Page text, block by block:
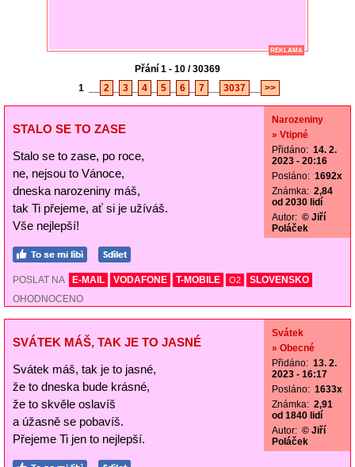
REKLAMA
Přání 1 - 10 / 30369
1
2 3 4 5 6 7 3037 >>
STALO SE TO ZASE
Stalo se to zase, po roce,
ne, nejsou to Vánoce,
dneska narozeniny máš,
tak Ti přejeme, ať si je užíváš.
Vše nejlepší!
Narozeniny
» Vtipné
Přidáno: 14. 2.
2023 - 20:16
Posláno: 1692x
Známka: 2,84
od 2030 lidí
Autor: © Jiří
Poláček
POSLAT NA E-MAIL VODAFONE T-MOBILE O2
SLOVENSKO
OHODNOCENO
SVÁTEK MÁŠ, TAK JE TO JASNÉ
Svátek máš, tak je to jasné,
že to dneska bude krásné,
že to skvěle oslavíš
a úžasně se pobavíš.
Přejeme Ti jen to nejlepší.
Svátek
» Obecné
Přidáno: 13. 2.
2023 - 16:17
Posláno: 1633x
Známka: 2,91
od 1840 lidí
Autor: © Jiří
Poláček